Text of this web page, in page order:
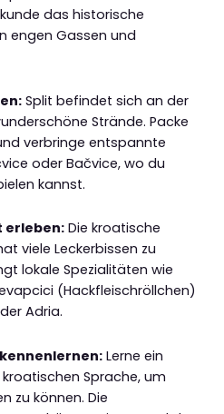
das historische
engen Gassen und
Split befindet sich an der
Strände. Packe
verbringe entspannte
oder Bačvice, wo du
kannst.
erleben: Die kroatische
viele Leckerbissen zu
lokale Spezialitäten wie
(Hackfleischröllchen)
Adria.
Lerne ein
Sprache, um
zu können. Die